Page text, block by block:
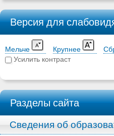
Версия для
Мельче Крупнее
Усилить контраст
Разделы сайта
Сведения об